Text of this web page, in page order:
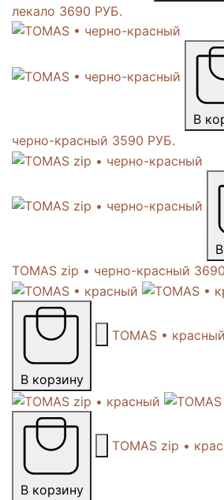
лекало 3690 РУБ.
В
черно-красный 3590 РУБ.
TOMAS zip • черно-красный
В корзину
TOMAS • красный
В корзину
TOMAS zip •